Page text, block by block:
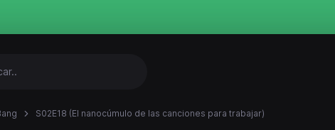
S02E18 (El nanocúmulo de las canciones para trabajar)